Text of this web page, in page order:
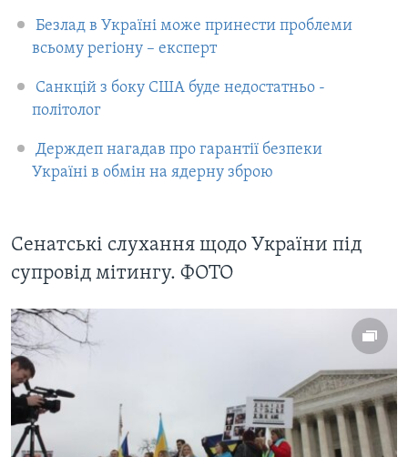
Безлад в Україні може принести проблеми
всьому регіону – експерт
Санкцій з боку США буде недостатньо -
політолог
Держдеп нагадав про гарантії безпеки
Україні в обмін на ядерну зброю
Сенатські слухання щодо України під
супровід мітингу. ФОТО